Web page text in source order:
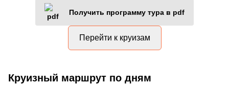
Получить программу тура в pdf
Перейти к круизам
Круизный маршрут по дням